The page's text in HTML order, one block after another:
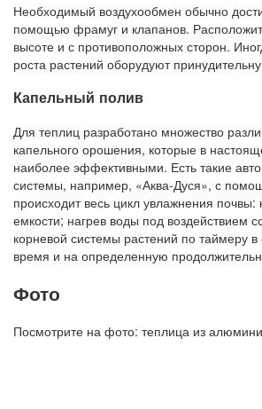
Необходимый воздухообмен обычно
помощью фрамуг и клапанов.
высоте и с противоположных сторон.
роста растений оборудуют
Капельный полив
Для теплиц разработано множество
капельного орошения, которые в
наиболее эффективными. Есть такие
системы, например, «Аква-Дуся», с
происходит весь цикл увлажнения
емкости; нагрев воды под воздействием
корневой системы растений по таймеру
время и на определенную
Фото
Посмотрите на фото: теплица из